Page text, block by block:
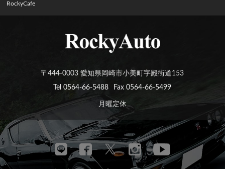
RockyCafe
〒444-0003 愛知県岡崎市小美町字殿街道153
Tel 0564-66-5488
Fax 0564-66-5499
月曜定休